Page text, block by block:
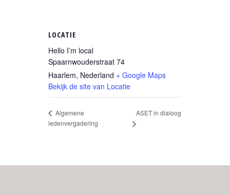
LOCATIE
Hello I’m local
Spaarnwouderstraat 74
Haarlem, Nederland + Google Maps
Bekijk de site van Locatie
Algemene
ledenvergadering
ASET in dialoog